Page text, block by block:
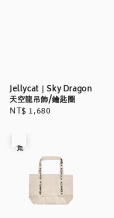
Jellycat｜Sky Dragon
天空龍吊飾/鑰匙圈
Regular
NT$ 1,680